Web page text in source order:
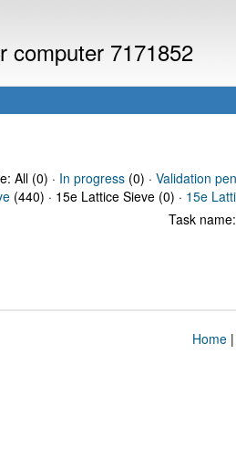
computer 7171852
All (0) · In progress(0) · Validation
(440) · 15e Lattice Sieve (0) · 15e
Task name:
Home|